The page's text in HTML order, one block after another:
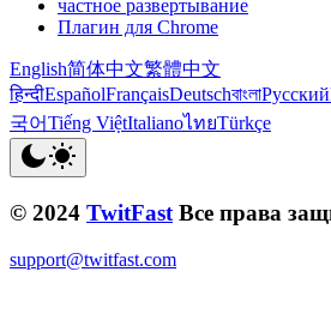
частное развертывание
Плагин для Chrome
English简体中文繁體中文
हिन्दीEspañolFrançaisDeutschবাংলাРусский
국어Tiếng ViệtItalianoไทยTürkçe
© 2024 TwitFast Все права
support@twitfast.com